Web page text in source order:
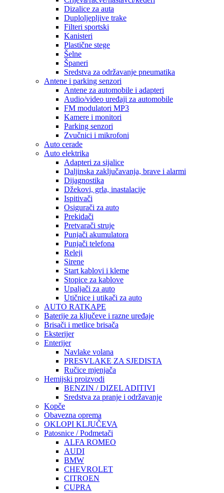
Dizalice za auta
Duploljepljive trake
Filteri sportski
Kanisteri
Plastične stege
Šelne
Španeri
Sredstva za održavanje pneumatika
Antene i parking senzori
Antene za automobile i adapteri
Audio/video uređaji za automobile
FM modulatori MP3
Kamere i monitori
Parking senzori
Zvučnici i mikrofoni
Auto cerade
Auto elektrika
Adapteri za sijalice
Daljinska zaključavanja, brave i alarmi
Dijagnostika
Džekovi, grla, inastalacije
Ispitivači
Osigurači za auto
Prekidači
Pretvarači struje
Punjači akumulatora
Punjači telefona
Releji
Sirene
Start kablovi i kleme
Stopice za kablove
Upaljači za auto
Utičnice i utikači za auto
AUTO RATKAPE
Baterije za ključeve i razne uređaje
Brisači i metlice brisača
Eksterijer
Enterijer
Navlake volana
PRESVLAKE ZA SJEDISTA
Ručice mjenjača
Hemijski proizvodi
BENZIN / DIZEL ADITIVI
Sredstva za pranje i održavanje
Kopče
Obavezna oprema
OKLOPI KLJUČEVA
Patosnice / Podmetači
ALFA ROMEO
AUDI
BMW
CHEVROLET
CITROEN
CUPRA